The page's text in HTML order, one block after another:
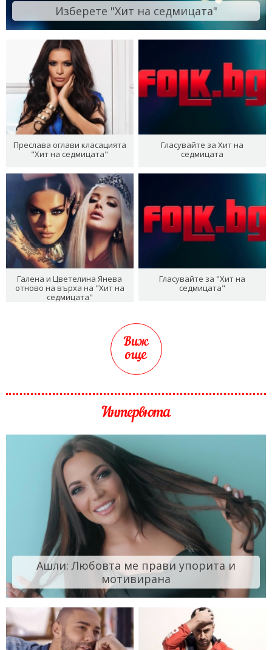
Изберете "Хит на седмицата"
Преслава оглави класацията
"Хит на седмицата"
Гласувайте за Хит на
седмицата
Галена и Цветелина Янева
отново на върха на "Хит на
седмицата"
Гласувайте за "Хит на
седмицата"
Виж
още
Интервюта
Ашли: Любовта ме прави упорита и
мотивирана